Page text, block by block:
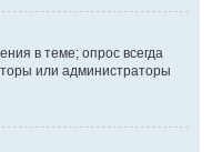
в теме; опрос всегда
или администраторы